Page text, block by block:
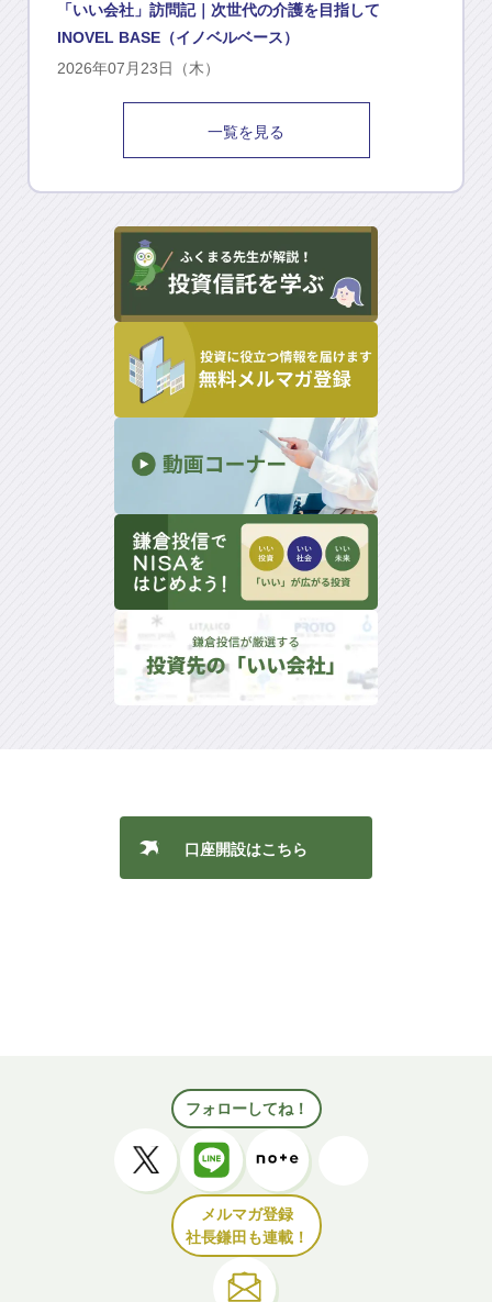
「いい会社」訪問記｜次世代の介護を目指して
INOVEL BASE（イノベルベース）
2026年07月23日（木）
一覧を見る
口座開設はこちら
フォローしてね！
メルマガ登録
社長鎌田も連載！